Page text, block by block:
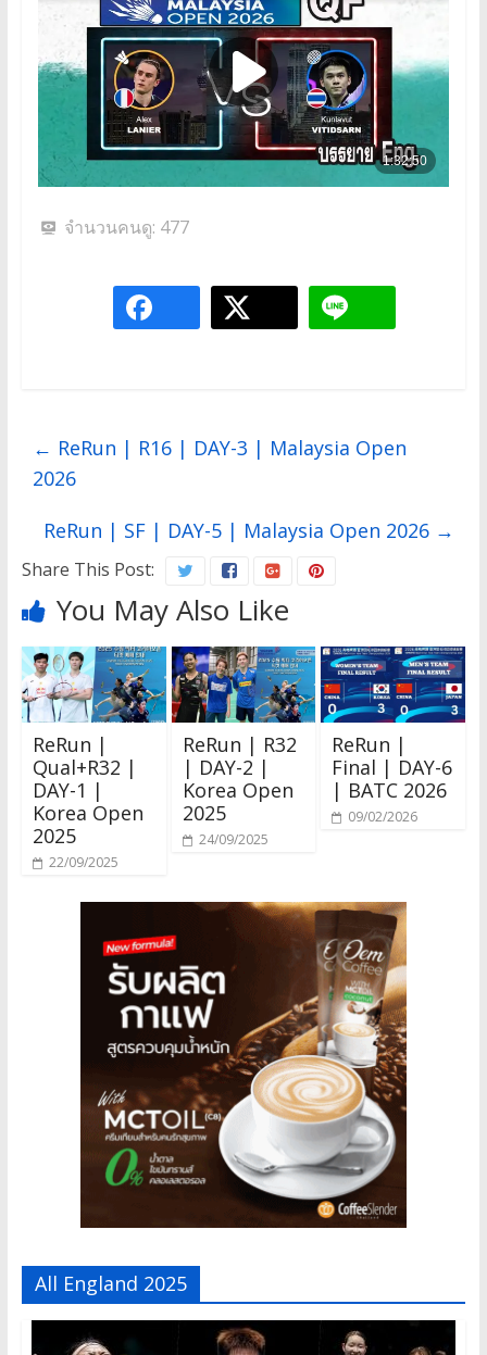
จำนวนคนดู: 477
← ReRun | R16 | DAY-3 | Malaysia Open
2026
ReRun | SF | DAY-5 | Malaysia Open 2026 →
Share This Post:
You May Also Like
ReRun |
Qual+R32 |
DAY-1 |
Korea Open
2025
22/09/2025
ReRun | R32
| DAY-2 |
Korea Open
2025
24/09/2025
ReRun |
Final | DAY-6
| BATC 2026
09/02/2026
All England 2025